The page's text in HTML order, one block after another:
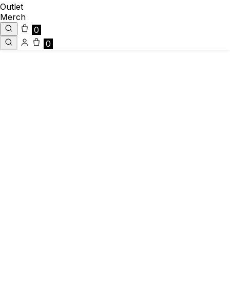
Outlet
Merch
0
0